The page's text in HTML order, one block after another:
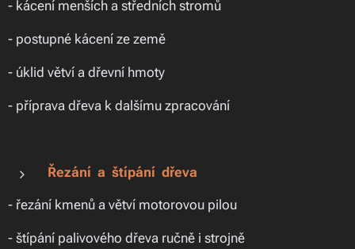
- kácení menších a středních stromů
- postupné kácení ze země
- úklid větví a dřevní hmoty
- příprava dřeva k dalšímu zpracování
Řezání a štípání dřeva
- řezání kmenů a větví motorovou pilou
- štípání palivového dřeva ručně i strojně